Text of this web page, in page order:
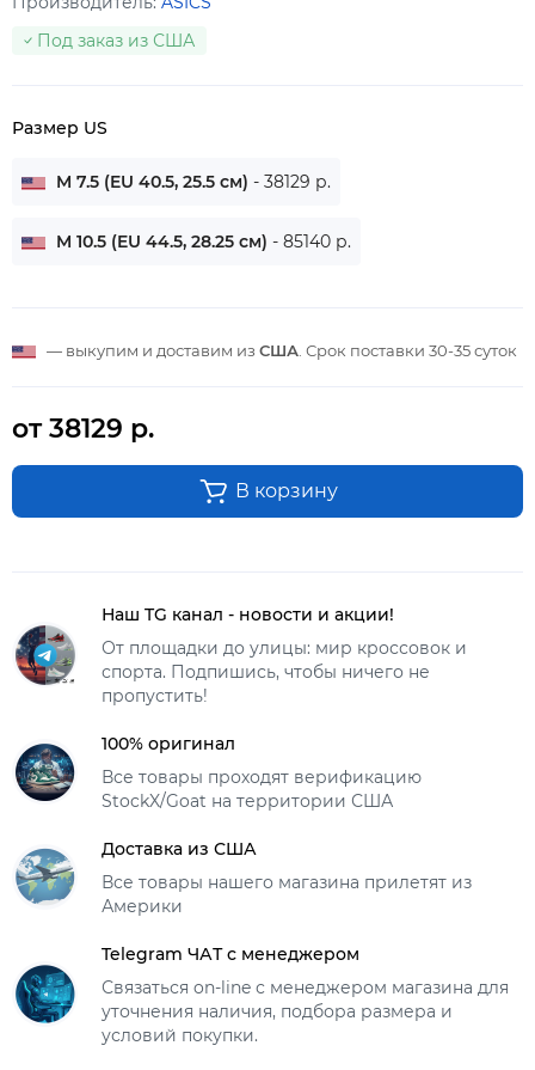
Под заказ из США
Размер US
M 7.5 (EU 40.5, 25.5 см) - 38129 р.
M 10.5 (EU 44.5, 28.25 см) - 85140 р.
— выкупим и доставим из США . Срок поставки 30-35 суток
от 38129 р.
В корзину
Наш TG канал - новости и акции!
От площадки до улицы: мир кроссовок и
спорта. Подпишись, чтобы ничего не
пропустить!
100% оригинал
Все товары проходят верификацию
StockX/Goat на территории США
Доставка из США
Все товары нашего магазина прилетят из
Америки
Telegram ЧАТ с менеджером
Связаться on-line с менеджером магазина для
уточнения наличия, подбора размера и
условий покупки.